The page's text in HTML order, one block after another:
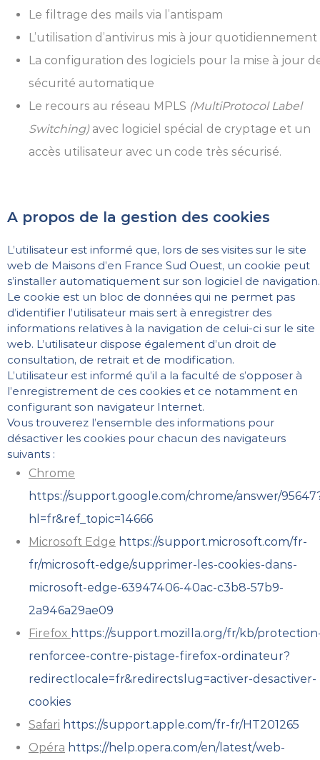
Le filtrage des mails via l’antispam
L’utilisation d’antivirus mis à jour quotidiennement
La configuration des logiciels pour la mise à jour
sécurité automatique
Le recours au réseau MPLS (MultiProtocol Label
Switching)avec logiciel spécial de cryptage et un
accès utilisateur avec un code très sécurisé.
A propos de la gestion des cookies
L’utilisateur est informé que, lors de ses visites sur le site
web de Maisons d’en France Sud Ouest, un cookie peut
s’installer automatiquement sur son logiciel de navigation.
Le cookie est un bloc de données qui ne permet pas
d’identifier l’utilisateur mais sert à enregistrer des
informations relatives à la navigation de celui-ci sur le site
web. L’utilisateur dispose également d’un droit de
consultation, de retrait et de modification.
L’utilisateur est informé qu’il a la faculté de s’opposer à
l’enregistrement de ces cookies et ce notamment en
configurant son navigateur Internet.
Vous trouverez l’ensemble des informations pour
désactiver les cookies pour chacun des navigateurs
suivants :
Chrome
https://support.google.com/chrome/answer/
hl=fr&ref_topic=14666
Microsoft Edge https://support.microsoft.com/fr-
fr/microsoft-edge/supprimer-les-cookies-dans-
microsoft-edge-63947406-40ac-c3b8-57b9-
2a946a29ae09
Firefox https://support.mozilla.org/fr/kb/
renforcee-contre-pistage-firefox-ordinateur?
redirectlocale=fr&redirectslug=activer-desactiver-
cookies
Safari https://support.apple.com/fr-fr/HT201265
Opéra https://help.opera.com/en/latest/web-